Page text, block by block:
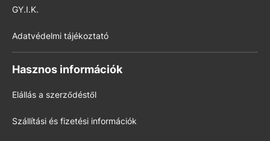
GY.I.K.
Adatvédelmi tájékoztató
Hasznos információk
Elállás a szerződéstől
Szállítási és fizetési információk